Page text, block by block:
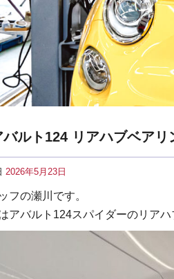
バルト124 リアハブベアリ
2026年5月23日
フの瀬川です。
アバルト124スパイダーのリア